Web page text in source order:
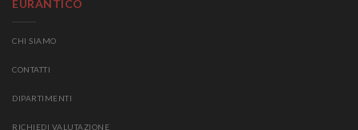
EURANTICO
CHI SIAMO
CONTATTI
DIPARTIMENTI
RICHIEDI VALUTAZIONE